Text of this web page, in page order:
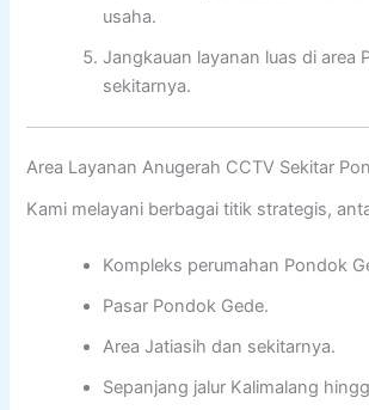
usaha.
Jangkauan layanan luas di area
sekitarnya.
Area Layanan Anugerah CCTV Sekitar
Kami melayani berbagai titik strategis,
Kompleks perumahan Pondok
Pasar Pondok Gede.
Area Jatiasih dan sekitarnya.
Sepanjang jalur Kalimalang